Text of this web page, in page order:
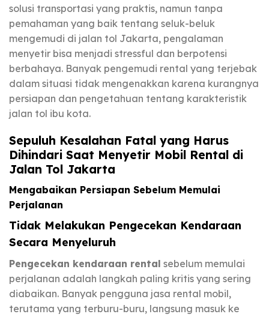
solusi transportasi yang praktis, namun tanpa
pemahaman yang baik tentang seluk-beluk
mengemudi di jalan tol Jakarta, pengalaman
menyetir bisa menjadi stressful dan berpotensi
berbahaya. Banyak pengemudi rental yang terjebak
dalam situasi tidak mengenakkan karena kurangnya
persiapan dan pengetahuan tentang karakteristik
jalan tol ibu kota.
Sepuluh Kesalahan Fatal yang Harus
Dihindari Saat Menyetir Mobil Rental di
Jalan Tol Jakarta
Mengabaikan Persiapan Sebelum Memulai
Perjalanan
Tidak Melakukan Pengecekan Kendaraan
Secara Menyeluruh
Pengecekan kendaraan rental sebelum memulai
perjalanan adalah langkah paling kritis yang sering
diabaikan. Banyak pengguna jasa rental mobil,
terutama yang terburu-buru, langsung masuk ke